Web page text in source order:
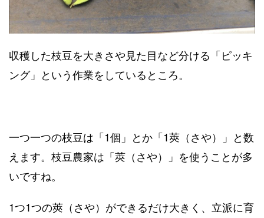
収穫した枝豆を大きさや見た目など分ける「ピッキ
ング」という作業をしているところ。
一つ一つの枝豆は「1個」とか「1莢（さや）」と数
えます。枝豆農家は「莢（さや）」を使うことが多
いですね。
1つ1つの莢（さや）ができるだけ大きく、立派に育